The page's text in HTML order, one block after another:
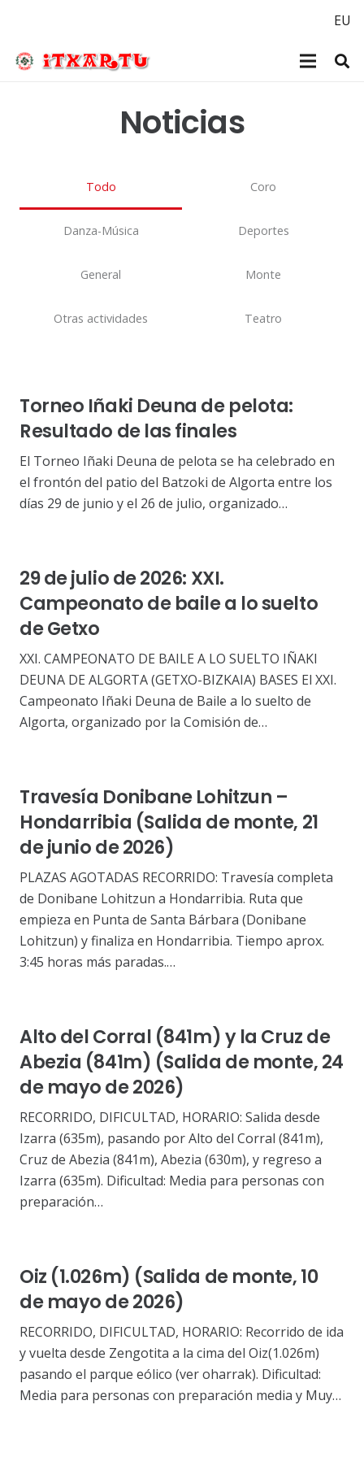
EU
Noticias
Todo Coro
Danza-Música Deportes
General Monte
Otras actividades Teatro
Torneo Iñaki Deuna de pelota:
Resultado de las finales
El Torneo Iñaki Deuna de pelota se ha celebrado en
el frontón del patio del Batzoki de Algorta entre los
días 29 de junio y el 26 de julio, organizado…
29 de julio de 2026: XXI.
Campeonato de baile a lo suelto
de Getxo
XXI. CAMPEONATO DE BAILE A LO SUELTO IÑAKI
DEUNA DE ALGORTA (GETXO-BIZKAIA) BASES El XXI.
Campeonato Iñaki Deuna de Baile a lo suelto de
Algorta, organizado por la Comisión de…
Travesía Donibane Lohitzun –
Hondarribia (Salida de monte, 21
de junio de 2026)
PLAZAS AGOTADAS RECORRIDO: Travesía completa
de Donibane Lohitzun a Hondarribia. Ruta que
empieza en Punta de Santa Bárbara (Donibane
Lohitzun) y finaliza en Hondarribia. Tiempo aprox.
3:45 horas más paradas.…
Alto del Corral (841m) y la Cruz de
Abezia (841m) (Salida de monte, 24
de mayo de 2026)
RECORRIDO, DIFICULTAD, HORARIO: Salida desde
Izarra (635m), pasando por Alto del Corral (841m),
Cruz de Abezia (841m), Abezia (630m), y regreso a
Izarra (635m). Dificultad: Media para personas con
preparación…
Oiz (1.026m) (Salida de monte, 10
de mayo de 2026)
RECORRIDO, DIFICULTAD, HORARIO: Recorrido de ida
y vuelta desde Zengotita a la cima del Oiz(1.026m)
pasando el parque eólico (ver oharrak). Dificultad:
Media para personas con preparación media y Muy…